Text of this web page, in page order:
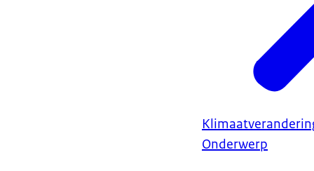
Onderwerp